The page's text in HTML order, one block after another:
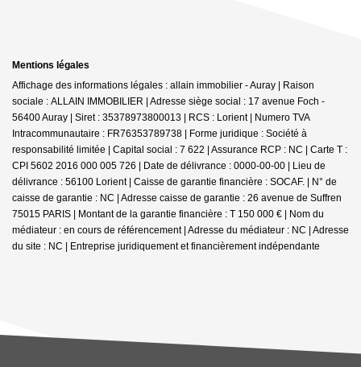
Mentions légales
Affichage des informations légales : allain immobilier - Auray | Raison
sociale : ALLAIN IMMOBILIER | Adresse siège social : 17 avenue Foch -
56400 Auray | Siret : 35378973800013 | RCS : Lorient | Numero TVA
Intracommunautaire : FR76353789738 | Forme juridique : Société à
responsabilité limitée | Capital social : 7 622 | Assurance RCP : NC | Carte T :
CPI 5602 2016 000 005 726 | Date de délivrance : 0000-00-00 | Lieu de
délivrance : 56100 Lorient | Caisse de garantie financière : SOCAF. | N° de
caisse de garantie : NC | Adresse caisse de garantie : 26 avenue de Suffren
75015 PARIS | Montant de la garantie financière : T 150 000 € | Nom du
médiateur : en cours de référencement | Adresse du médiateur : NC | Adresse
du site : NC | Entreprise juridiquement et financièrement indépendante